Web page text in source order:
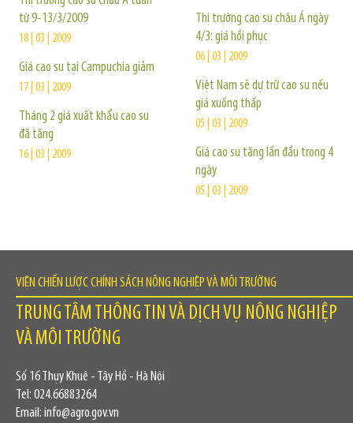
từ 9-13/3/2009
18 | 03 | 2009
Giá cao su tại Campuchia giảm
17 | 03 | 2009
Tháng 2 giá xuất khẩu cao su
đã tăng
16 | 03 | 2009
Thị trường cao su châu Á ngày
4/3: giá hồi phục
06 | 03 | 2009
Việt Nam sẽ dự trữ cao su nếu
giá xuống thấp
05 | 03 | 2009
Giá cao su tăng lần đầu trong 4
ngày
05 | 03 | 2009
VIỆN CHIẾN LƯỢC CHÍNH SÁCH NÔNG NGHIỆP VÀ MÔI TRƯỜNG
TRUNG TÂM THÔNG TIN VÀ DỊCH VỤ NÔNG NGHIỆP
VÀ MÔI TRƯỜNG
Số 16 Thụy Khuê - Tây Hồ - Hà Nội
Tel: 024.66883264
Email: info@agro.gov.vn